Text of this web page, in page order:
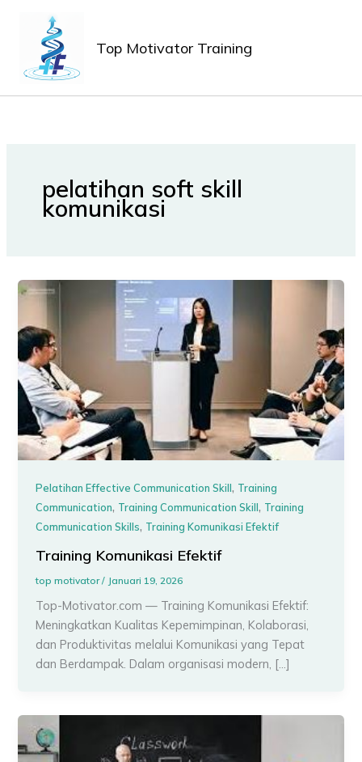
Top Motivator Training
pelatihan soft skill
komunikasi
Pelatihan Effective Communication Skill, Training
Communication, Training Communication Skill, Training
Communication Skills, Training Komunikasi Efektif
Training Komunikasi Efektif
top motivator/ Januari 19, 2026
Top-Motivator.com — Training Komunikasi Efektif:
Meningkatkan Kualitas Kepemimpinan, Kolaborasi,
dan Produktivitas melalui Komunikasi yang Tepat
dan Berdampak. Dalam organisasi modern, […]